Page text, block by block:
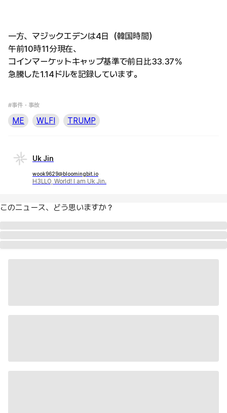
一方、マジックエデンは4日（韓国時間）
午前10時11分現在、
コインマーケットキャップ基準で前日比33.37％
急騰した1.14ドルを記録しています。
#事件・事故
ME WLFI TRUMP
Uk Jin
wook9629@bloomingbit.io
H3LLO, World! I am Uk Jin.
このニュース、どう思いますか？